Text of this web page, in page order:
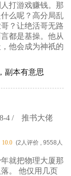
打游戏赚钱。那
么呢？高分局乱
？让绝活哥无路
都是基操。他从
他会成为神祇的
副本有意思
4 /
推书大佬
10.0 (2人评价 , 9558人
就把物理大厦那
。 他仅用几页